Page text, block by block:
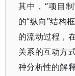
其中，“项目
的“纵向”结构
的流动过程，
关系的互动方
种分析性的解